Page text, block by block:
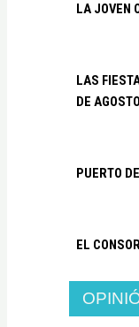
LA JOVEN
LAS
DE AGOSTO
PUERTO
EL